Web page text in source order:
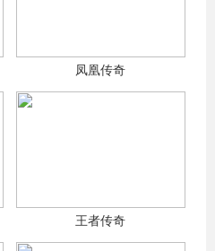
凤凰传奇
王者传奇